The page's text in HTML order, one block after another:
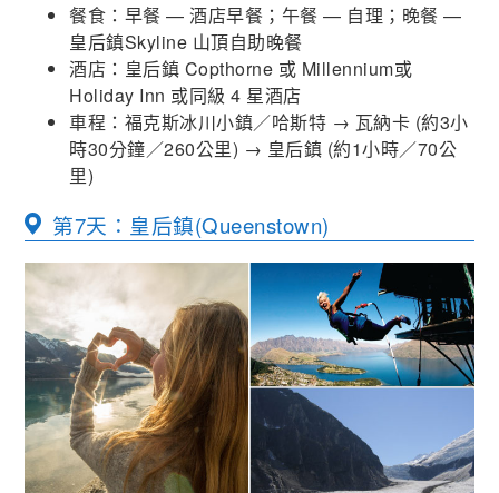
餐食：早餐 — 酒店早餐；午餐 — 自理；晚餐 —
皇后鎮Skyline 山頂自助晚餐
酒店：皇后鎮 Copthorne 或 Millennium或
Holiday Inn 或同級 4 星酒店
車程：福克斯冰川小鎮／哈斯特 → 瓦納卡 (約3小
時30分鐘／260公里) → 皇后鎮 (約1小時／70公
里)
第7天：皇后鎮(Queenstown)